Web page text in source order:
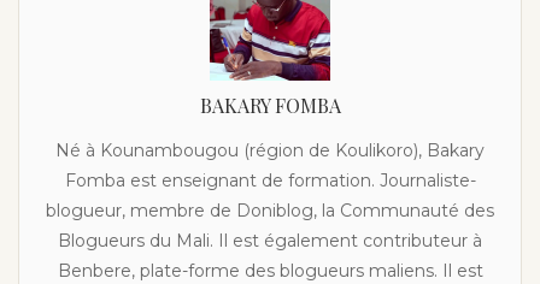
BAKARY FOMBA
Né à Kounambougou (région de Koulikoro), Bakary
Fomba est enseignant de formation. Journaliste-
blogueur, membre de Doniblog, la Communauté des
Blogueurs du Mali. Il est également contributeur à
Benbere, plate-forme des blogueurs maliens. Il est